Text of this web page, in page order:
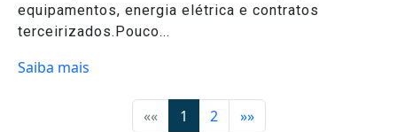
equipamentos, energia elétrica e contratos
terceirizados.Pouco...
Saiba mais
«« 1 2 »»